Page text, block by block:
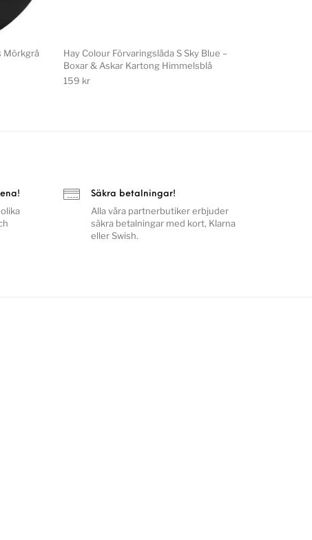
Mörkgrå
Hay Colour Förvaringslåda S Sky Blue –
Boxar & Askar Kartong Himmelsblå
159 kr
Säkra betalningar!
Alla våra partnerbutiker erbjuder
säkra betalningar med kort, Klarna
eller Swish.